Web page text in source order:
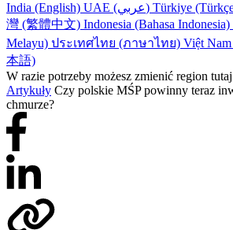
India (English)
UAE (عربي) Türkiye
灣 (繁體中文) Indonesia (Bahasa Indonesia)
Melayu) ประเทศไทย (ภาษาไทย) Việt
本語)
W razie potrzeby możesz zmienić region tutaj
Artykuły Czy polskie MŚP powinny teraz
chmurze?